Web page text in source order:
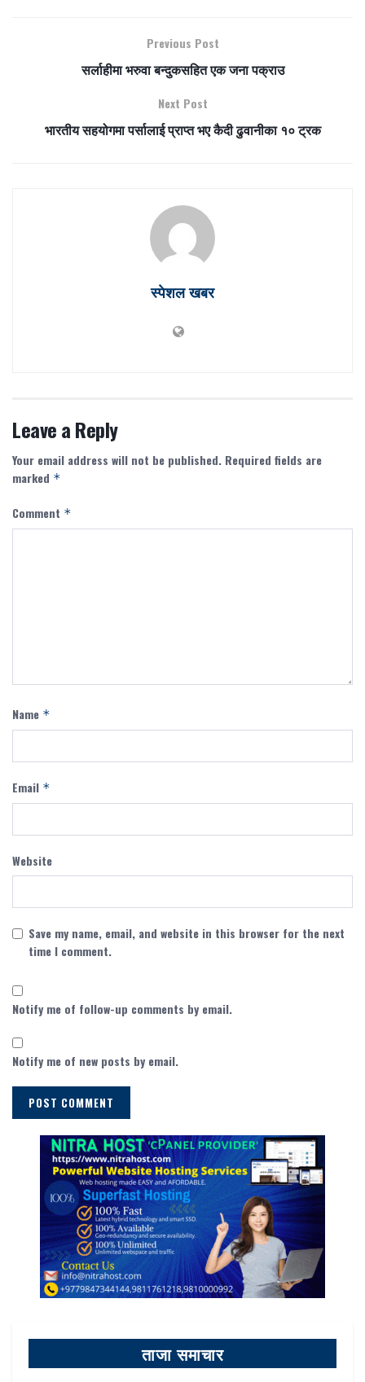
Previous Post
सर्लाहीमा भरुवा बन्दुकसहित एक जना पक्राउ
Next Post
भारतीय सहयोगमा पर्सालाई प्राप्त भए कैदी ढुवानीका १० ट्रक
स्पेशल खबर
Leave a Reply
Your email address will not be published. Required fields are
marked *
Comment *
Name *
Email *
Website
Save my name, email, and website in this browser for the next
time I comment.
Notify me of follow-up comments by email.
Notify me of new posts by email.
ताजा समाचार